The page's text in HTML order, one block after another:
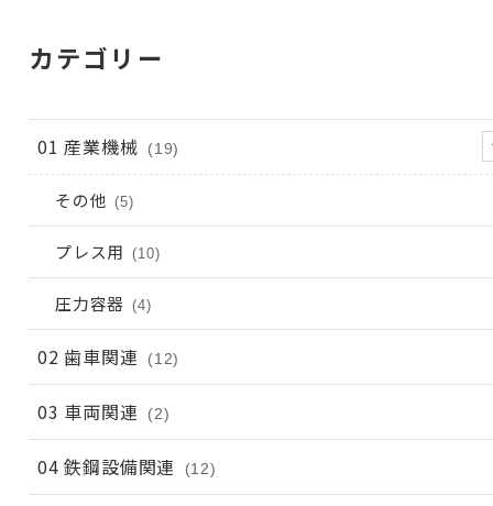
カテゴリー
01 産業機械 (19)
その他 (5)
プレス用 (10)
圧力容器 (4)
02 歯車関連 (12)
03 車両関連 (2)
04 鉄鋼設備関連 (12)